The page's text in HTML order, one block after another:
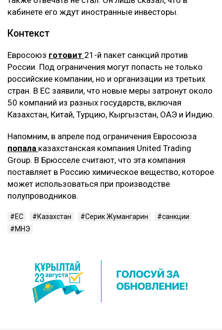
кабинете его ждут иностранные инвесторы.
Контекст
Евросоюз готовит 21-й пакет санкций против
России. Под ограничения могут попасть не только
российские компании, но и организации из третьих
стран. В ЕС заявили, что новые меры затронут около
50 компаний из разных государств, включая
Казахстан, Китай, Турцию, Кыргызстан, ОАЭ и Индию.
Напомним, в апреле под ограничения Евросоюза
попала казахстанская компания United Trading
Group. В Брюсселе считают, что эта компания
поставляет в Россию химическое вещество, которое
может использоваться при производстве
полупроводников.
ЕС Казахстан Серик Жумангарин
санкции
МНЭ